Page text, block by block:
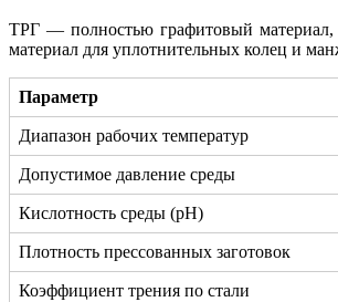
ТРГ — полностью графитовый материал,
материал для уплотнительных колец и
Параметр
Диапазон рабочих температур
Допустимое давление среды
Кислотность среды (pH)
Плотность прессованных заготовок
Коэффициент трения по стали